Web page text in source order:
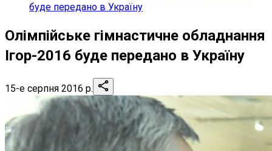
буде передано в Україну
Олімпійське гімнастичне обладнання
Ігор-2016 буде передано в Україну
15-е серпня 2016 р.